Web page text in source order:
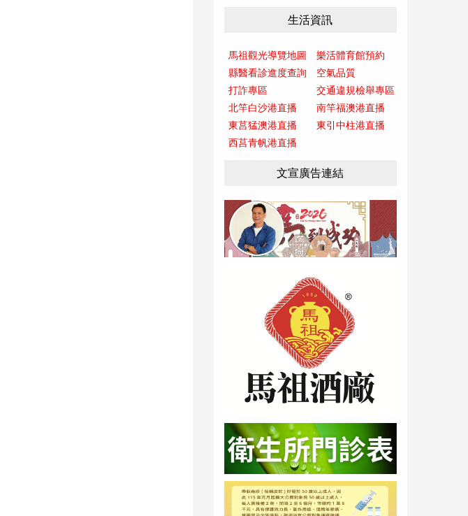
生活資訊
馬祖觀光導覽地圖
樂活體育館預約
縣醫看診進度查詢
空氣品質
打詐專區
交通違規檢舉專區
北竿白沙港直播
南竿福澳港直播
東莒猛澳港直播
東引中柱港直播
西莒青帆港直播
文宣廣告連結